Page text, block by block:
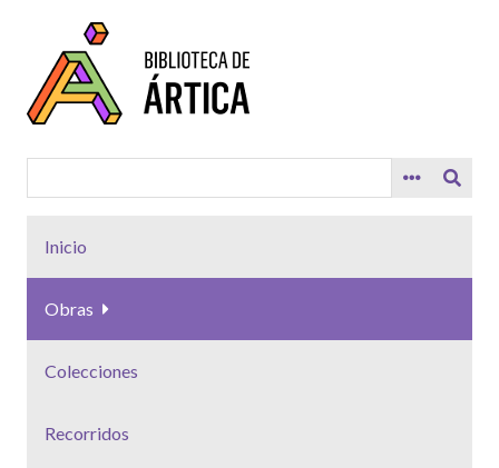
contenido
principal
Inicio
Obras
Colecciones
Recorridos